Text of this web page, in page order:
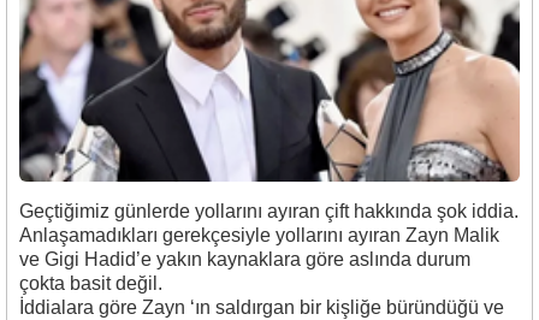
Geçtiğimiz günlerde yollarını ayıran çift hakkında şok iddia.
Anlaşamadıkları gerekçesiyle yollarını ayıran Zayn Malik
ve Gigi Hadid’e yakın kaynaklara göre aslında durum
çokta basit değil.
İddialara göre Zayn ‘ın saldırgan bir kişliğe büründüğü ve